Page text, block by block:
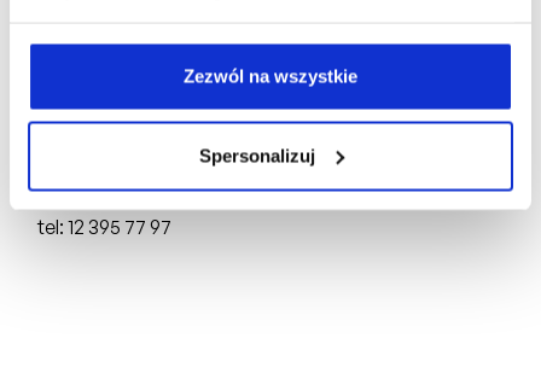
Zezwól na wszystkie
Spersonalizuj
Deweloper:
FD4 Sp. z o.o.
NIP: 6751750704, REGON: 388846064,
KRS: 0000898717
tel: 12 395 77 97